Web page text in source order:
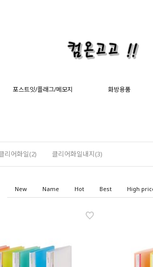
포스트잇/플래그/메모지 화방용품
리어화일(2) 클리어화일내지(3)
New Name Hot Best High